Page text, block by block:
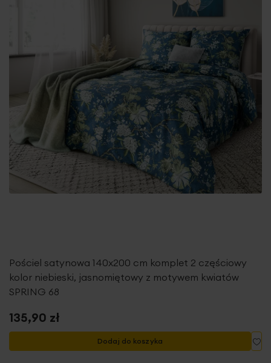
Pościel satynowa 140x200 cm komplet 2 częściowy
kolor niebieski, jasnomiętowy z motywem kwiatów
SPRING 68
135,90 zł
Dodaj do koszyka